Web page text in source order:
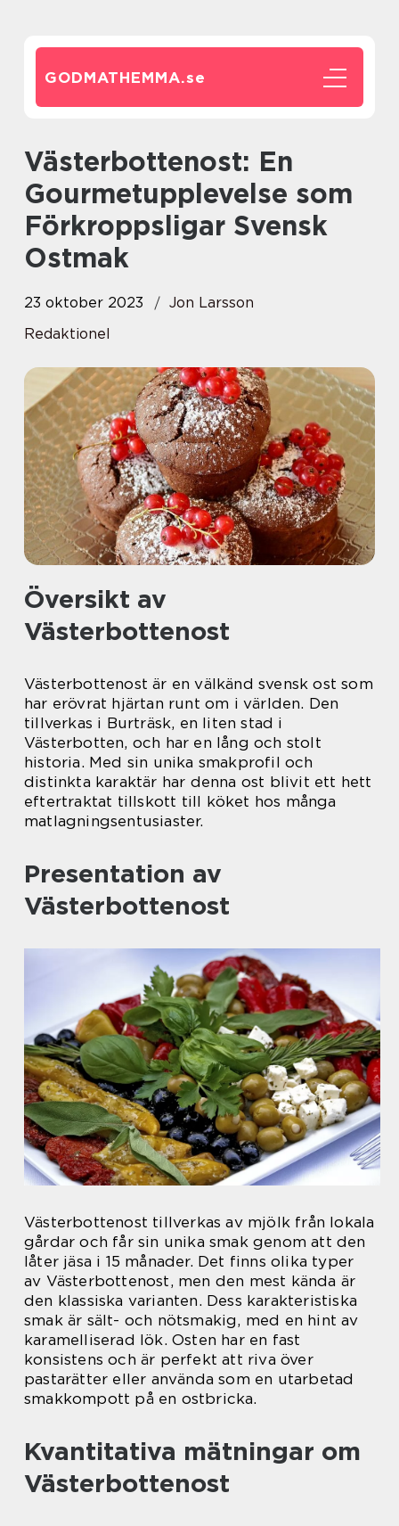
GODMATHEMMA.se
Västerbottenost: En
Gourmetupplevelse som
Förkroppsligar Svensk
Ostmak
23 oktober 2023
Jon Larsson
Redaktionel
Översikt av
Västerbottenost
Västerbottenost är en välkänd svensk ost som
har erövrat hjärtan runt om i världen. Den
tillverkas i Burträsk, en liten stad i
Västerbotten, och har en lång och stolt
historia. Med sin unika smakprofil och
distinkta karaktär har denna ost blivit ett hett
eftertraktat tillskott till köket hos många
matlagningsentusiaster.
Presentation av
Västerbottenost
Västerbottenost tillverkas av mjölk från lokala
gårdar och får sin unika smak genom att den
låter jäsa i 15 månader. Det finns olika typer
av Västerbottenost, men den mest kända är
den klassiska varianten. Dess karakteristiska
smak är sält- och nötsmakig, med en hint av
karamelliserad lök. Osten har en fast
konsistens och är perfekt att riva över
pastarätter eller använda som en utarbetad
smakkompott på en ostbricka.
Kvantitativa mätningar om
Västerbottenost